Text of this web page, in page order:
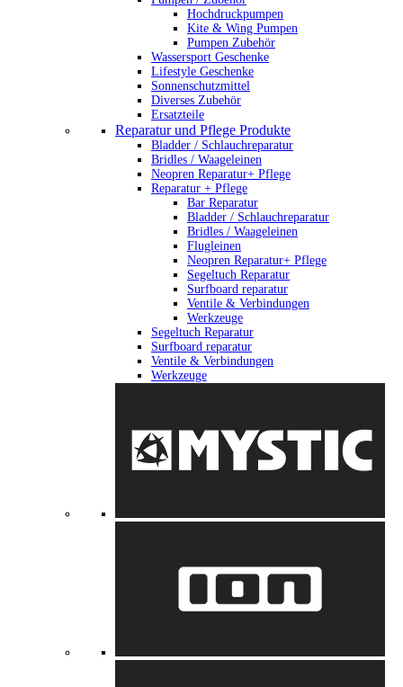
Hochdruckpumpen
Kite & Wing Pumpen
Pumpen Zubehör
Wassersport Geschenke
Lifestyle Geschenke
Sonnenschutzmittel
Diverses Zubehör
Ersatzteile
Reparatur und Pflege Produkte
Bladder / Schlauchreparatur
Bridles / Waageleinen
Neopren Reparatur+ Pflege
Reparatur + Pflege
Bar Reparatur
Bladder / Schlauchreparatur
Bridles / Waageleinen
Flugleinen
Neopren Reparatur+ Pflege
Segeltuch Reparatur
Surfboard reparatur
Ventile & Verbindungen
Werkzeuge
Segeltuch Reparatur
Surfboard reparatur
Ventile & Verbindungen
Werkzeuge